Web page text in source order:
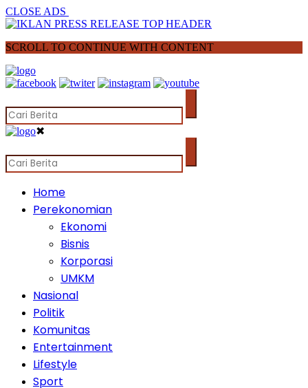
CLOSE ADS
SCROLL TO CONTINUE WITH CONTENT
✖
Home
Perekonomian
Ekonomi
Bisnis
Korporasi
UMKM
Nasional
Politik
Komunitas
Entertainment
Lifestyle
Sport